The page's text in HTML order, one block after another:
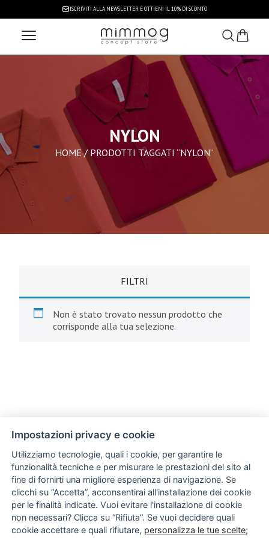
ISCRIVITI ALLA NEWSLETTER E OTTIENI IL 10% DI SCONTO
NYLON
HOME/ PRODOTTI TAGGATI “NYLON”
FILTRI
Non è stato trovato nessun prodotto che
corrisponde alla tua selezione.
Impostazioni privacy e cookie
Utilizziamo tecnologie, quali i cookie, per garantire le
funzionalità tecniche e per misurare le prestazioni del sito al
fine di fornirti una migliore esperienza di navigazione. Se
clicchi su “Accetta”, acconsentirai all'installazione dei cookie
per le finalità indicate. Vuoi evitare l'installazione di cookie
non necessari? Clicca su “Rifiuta”. Se vuoi decidere quali
cookie accettare e quali rifiutare, personalizza le tue scelte;